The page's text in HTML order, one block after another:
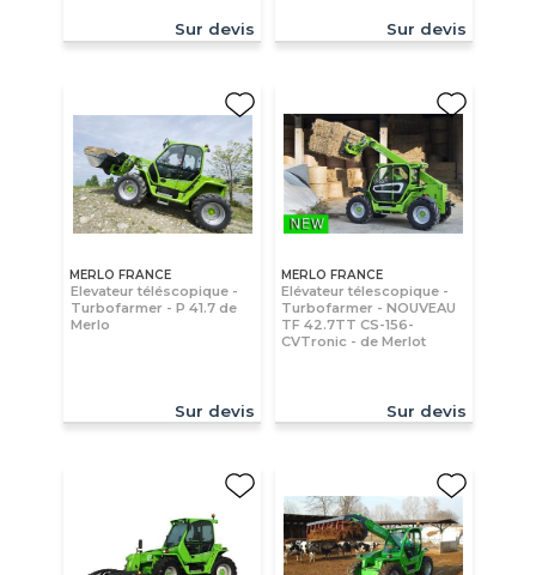
Sur devis Sur devis
MERLO FRANCE
Elevateur téléscopique -
Turbofarmer - P 41.7 de
Merlo
Sur devis
MERLO FRANCE
Elévateur télescopique -
Turbofarmer - NOUVEAU
TF 42.7TT CS-156-
CVTronic - de Merlot
Sur devis